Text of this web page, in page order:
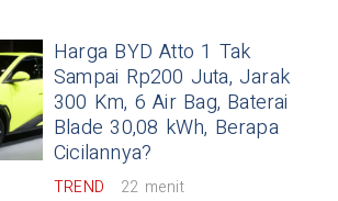
Harga BYD Atto 1 Tak
Sampai Rp200 Juta, Jarak
300 Km, 6 Air Bag, Baterai
Blade 30,08 kWh, Berapa
Cicilannya?
TREND 22 menit